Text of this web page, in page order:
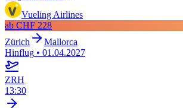
Vueling Airlines
ab CHF 228
Zürich
Mallorca
Hinflug • 01.04.2027
ZRH
13:30